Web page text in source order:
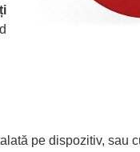
pe dispozitiv, sau